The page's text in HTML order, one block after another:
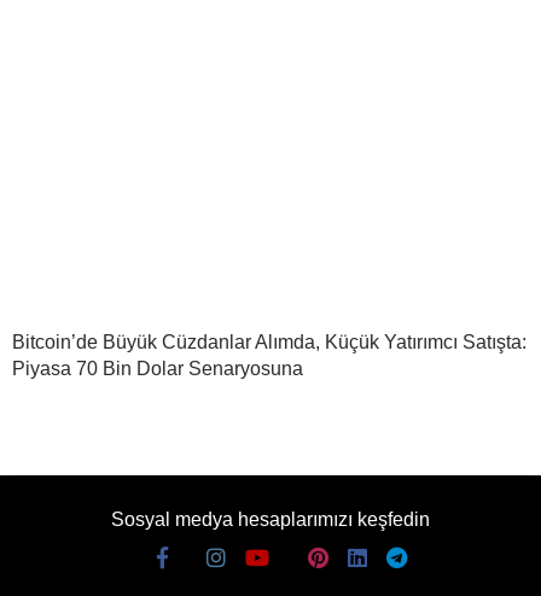
Bitcoin’de Büyük Cüzdanlar Alımda, Küçük Yatırımcı Satışta:
Piyasa 70 Bin Dolar Senaryosuna
Sosyal medya hesaplarımızı keşfedin